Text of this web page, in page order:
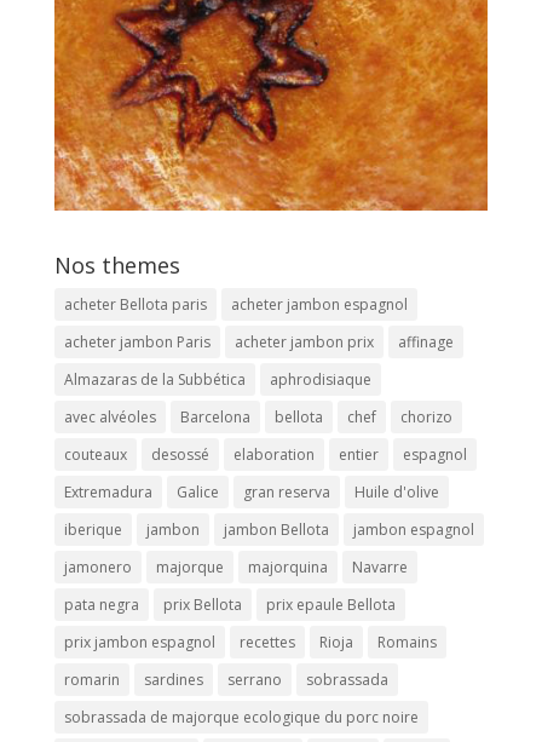
Nos themes
acheter Bellota paris
acheter jambon espagnol
acheter jambon Paris
acheter jambon prix
affinage
Almazaras de la Subbética
aphrodisiaque
avec alvéoles
Barcelona bellota chef
chorizo
couteaux
desossé elaboration entier
espagnol
Extremadura
Galice gran reserva
Huile d'olive
iberique
jambon jambon Bellota
jambon espagnol
jamonero
majorque majorquina
Navarre
pata negra
prix Bellota
prix epaule Bellota
prix jambon espagnol
recettes Rioja
Romains
romarin
sardines serrano
sobrassada
sobrassada de majorque ecologique du porc noire